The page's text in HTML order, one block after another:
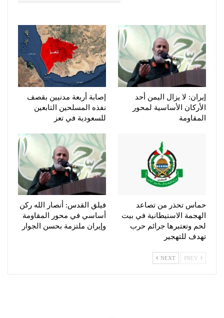
إيران: لا يزال اليمن أحد
الأركان الأساسية لمحور
المقاومة
إصابة أربعة مدنيين بقصف
نفذه المسلحين التابعين
للسعودية في تعز
حماس تحذر من تصاعد
الهجمة الاستيطانية في بيت
لحم وتعتبرها جرائم حرب
تهدف للتهجير
فيلق القدس: أنصار الله ركن
أساسي في محور المقاومة
وإيران ملتزمة بحسن الجوار
NEXT